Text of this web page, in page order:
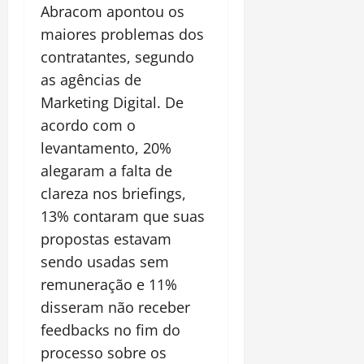
Abracom apontou os
maiores problemas dos
contratantes, segundo
as agências de
Marketing Digital. De
acordo com o
levantamento, 20%
alegaram a falta de
clareza nos briefings,
13% contaram que suas
propostas estavam
sendo usadas sem
remuneração e 11%
disseram não receber
feedbacks no fim do
processo sobre os